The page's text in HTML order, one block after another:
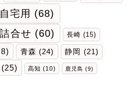
自宅用 (68)
詰合せ (60) 長崎 (15)
青森 (24) 静岡 (21)
(25) 高知 (10) 鹿児島 (9)